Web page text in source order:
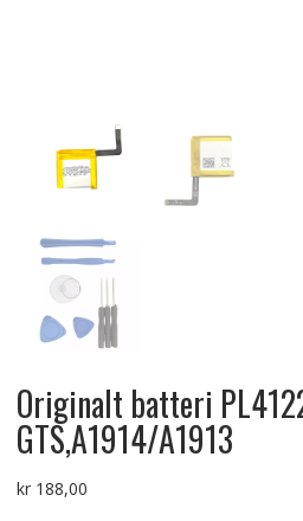
Originalt batteri
GTS,A1914/A1913
kr188,00